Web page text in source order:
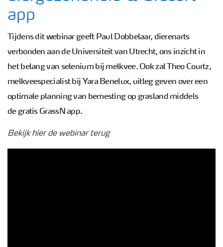
app
Tijdens dit webinar geeft Paul Dobbelaar, dierenarts
verbonden aan de Universiteit van Utrecht, ons inzicht in
het belang van selenium bij melkvee. Ook zal Theo Courtz,
melkveespecialist bij Yara Benelux, uitleg geven over een
optimale planning van bemesting op grasland middels
de gratis GrassN app.
Bekijk hier de webinar terug